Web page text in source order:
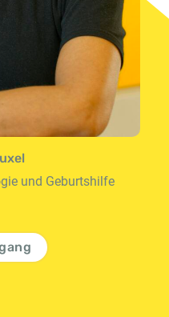
und Geburtshilfe